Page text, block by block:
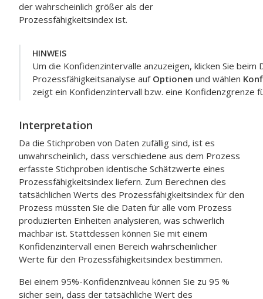
der wahrscheinlich größer als der
Prozessfähigkeitsindex ist.
HINWEIS
Um die Konfidenzintervalle anzuzeigen, klicken Sie beim
Prozessfähigkeitsanalyse auf Optionen und wählen
zeigt ein Konfidenzintervall bzw. eine Konfidenzgrenze
Interpretation
Da die Stichproben von Daten zufällig sind, ist es
unwahrscheinlich, dass verschiedene aus dem Prozess
erfasste Stichproben identische Schätzwerte eines
Prozessfähigkeitsindex liefern. Zum Berechnen des
tatsächlichen Werts des Prozessfähigkeitsindex für den
Prozess müssten Sie die Daten für alle vom Prozess
produzierten Einheiten analysieren, was schwerlich
machbar ist. Stattdessen können Sie mit einem
Konfidenzintervall einen Bereich wahrscheinlicher
Werte für den Prozessfähigkeitsindex bestimmen.
Bei einem 95%-Konfidenzniveau können Sie zu 95 %
sicher sein, dass der tatsächliche Wert des